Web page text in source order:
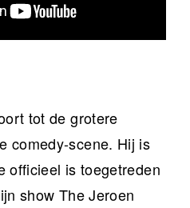
tot de grotere
comedy-scene. Hij is
officieel is toegetreden
show The Jeroen